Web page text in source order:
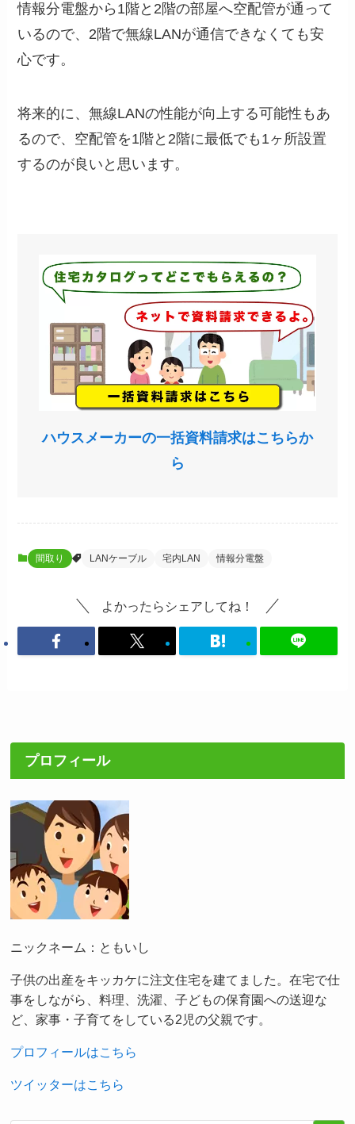
情報分電盤から1階と2階の部屋へ空配管が通って
いるので、2階で無線LANが通信できなくても安
心です。
将来的に、無線LANの性能が向上する可能性もあ
るので、空配管を1階と2階に最低でも1ヶ所設置
するのが良いと思います。
ハウスメーカーの一括資料請求はこちらか
ら
間取り LANケーブル 宅内LAN 情報分電盤
よかったらシェアしてね！
プロフィール
ニックネーム：ともいし
子供の出産をキッカケに注文住宅を建てました。在宅で仕
事をしながら、料理、洗濯、子どもの保育園への送迎な
ど、家事・子育てをしている2児の父親です。
プロフィールはこちら
ツイッターはこちら